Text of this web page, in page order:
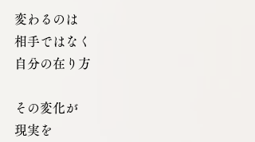
変わるのは
相手ではなく
自分の在り方
その変化が
現実を